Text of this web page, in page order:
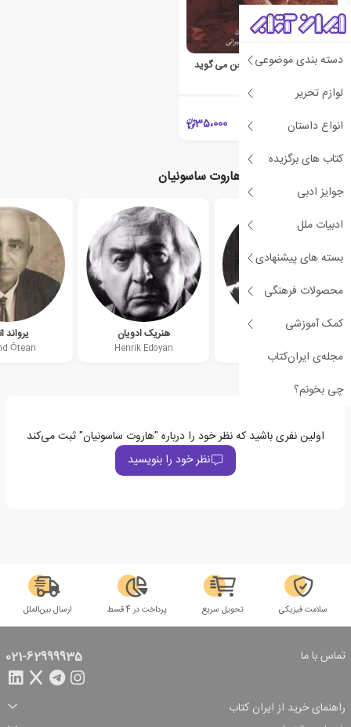
دسته بندی موضوعی
لوازم تحریر
انواع داستان
کتاب های برگزیده
جوایز ادبی
ادبیات ملل
بسته های پیشنهادی
محصولات فرهنگی
کمک آموزشی
مجله‌ی ایران‌کتاب
چی بخونم؟
نسل کشی ارامنه:جهان سخن می گوید
35،000
نویسندگان مرتبط با هاروت ساسونیان
روبن گالیچیان هنریک ادویان
Henrik Edoyan
یرواند
Ōtean
اولین نفری باشید که نظر خود را درباره "هاروت ساسونیان" ثبت می‌کند
نظر خود را بنویسید
سلامت فیزیکی تحویل سریع پرداخت در 4 قسط ارسال بین‌الملل
تماس با ما 021-62999935
راهنمای خرید از ایران کتاب